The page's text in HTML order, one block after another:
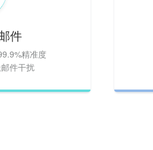
件
精准度
件干扰